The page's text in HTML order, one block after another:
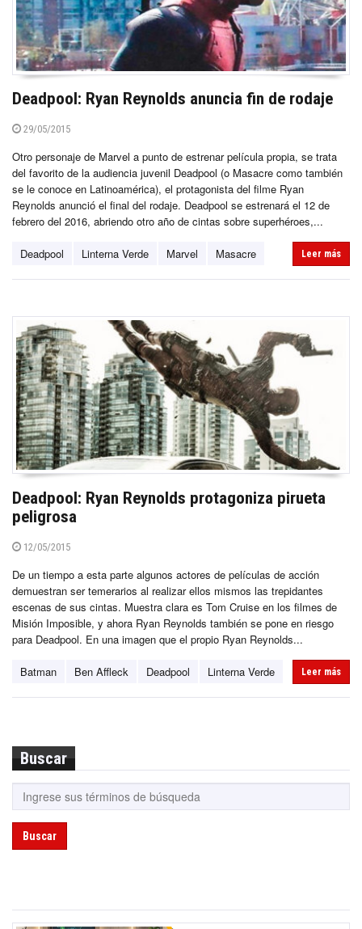
Deadpool: Ryan Reynolds anuncia fin de rodaje
29/05/2015
Otro personaje de Marvel a punto de estrenar película propia, se trata
del favorito de la audiencia juvenil Deadpool (o Masacre como también
se le conoce en Latinoamérica), el protagonista del filme Ryan
Reynolds anunció el final del rodaje. Deadpool se estrenará el 12 de
febrero del 2016, abriendo otro año de cintas sobre superhéroes,...
Deadpool Linterna Verde Marvel Masacre Leer más
Deadpool: Ryan Reynolds protagoniza pirueta
peligrosa
12/05/2015
De un tiempo a esta parte algunos actores de películas de acción
demuestran ser temerarios al realizar ellos mismos las trepidantes
escenas de sus cintas. Muestra clara es Tom Cruise en los filmes de
Misión Imposible, y ahora Ryan Reynolds también se pone en riesgo
para Deadpool. En una imagen que el propio Ryan Reynolds...
Batman Ben Affleck Deadpool Linterna Verde Leer más
Buscar
Buscar